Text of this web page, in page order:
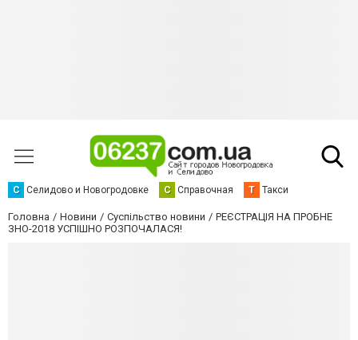
С Селидово и Новогродовке С Справочная Т Такси
Головна Новини Суспільство новини
РЕЄСТРАЦІЯ НА ПРОБНЕ
ЗНО-2018 УСПІШНО РОЗПОЧАЛАСЯ!